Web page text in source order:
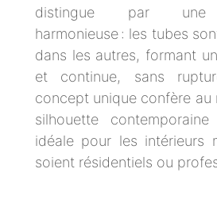
distingue par une
harmonieuse : les tubes
dans les autres, formant
et continue, sans
concept unique confère au
silhouette
idéale pour les intérieurs
soient résidentiels ou